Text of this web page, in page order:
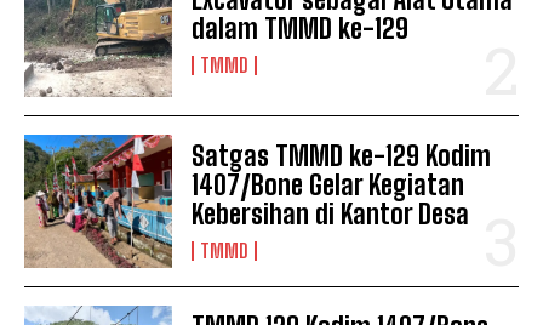
dalam TMMD ke-129
TMMD
Satgas TMMD ke-129 Kodim
1407/Bone Gelar Kegiatan
Kebersihan di Kantor Desa
TMMD